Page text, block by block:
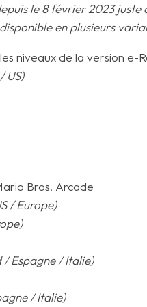
le 8 février 2023
en plusieurs
niveaux de la version e-
US)
Bros. Arcade
/ Europe)
/ Espagne / Italie)
/ Italie)